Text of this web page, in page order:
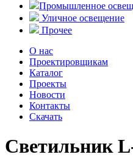
Промышленное
Уличное освещение
Прочее
О нас
Проектировщикам
Каталог
Проекты
Новости
Контакты
Скачать
Светильник